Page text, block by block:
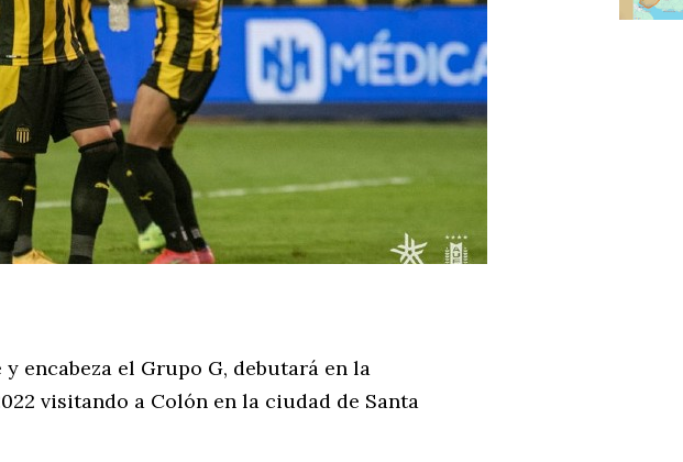
encabeza el Grupo G, debutará en la
visitando a Colón en la ciudad de Santa